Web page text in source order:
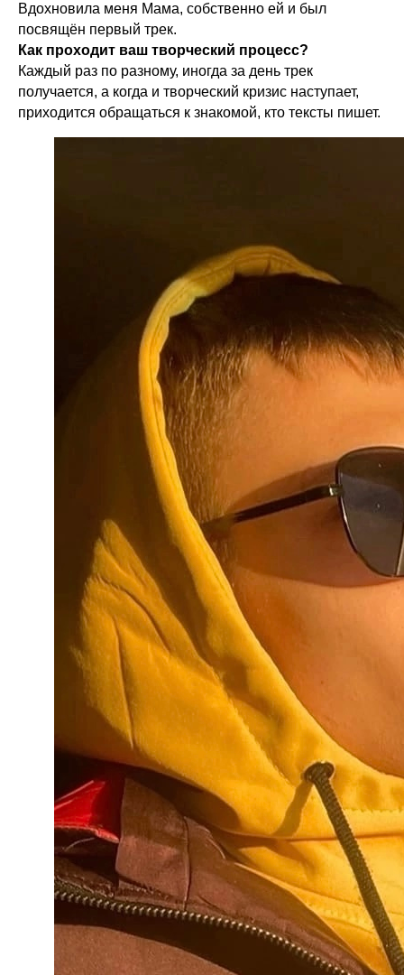
Вдохновила меня Мама, собственно ей и был
посвящён первый трек.
Как проходит ваш творческий процесс?
Каждый раз по разному, иногда за день трек
получается, а когда и творческий кризис наступает,
приходится обращаться к знакомой, кто тексты пишет.